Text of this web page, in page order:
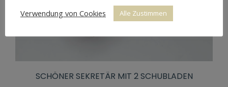
SCHÖNER SEKRETÄR MIT 2 SCHUBLADEN
Verwendung von Cookies
Alle Zustimmen